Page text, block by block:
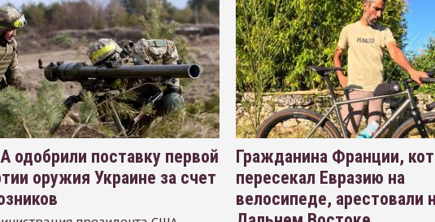
одобрили поставку первой
оружия Украине за счет
Гражданина Франции,
пересекал Евразию на
велосипеде, арестовали